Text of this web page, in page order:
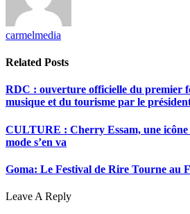
carmelmedia
Related Posts
RDC : ouverture officielle du premier
musique et du tourisme par le
CULTURE : Cherry Essam, une icône
mode s’en va
Goma: Le Festival de Rire Tourne au
Leave A Reply